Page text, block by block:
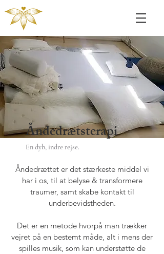
Åndedrættet er det stærkeste middel vi
har i os, til at belyse & transformere
traumer, samt skabe kontakt til
underbevidstheden.
Det er en metode hvorpå man trækker
vejret på en bestemt måde, alt i mens der
spilles musik, som kan understøtte de
Åndedrætsterapi
En dyb, indre rejse.